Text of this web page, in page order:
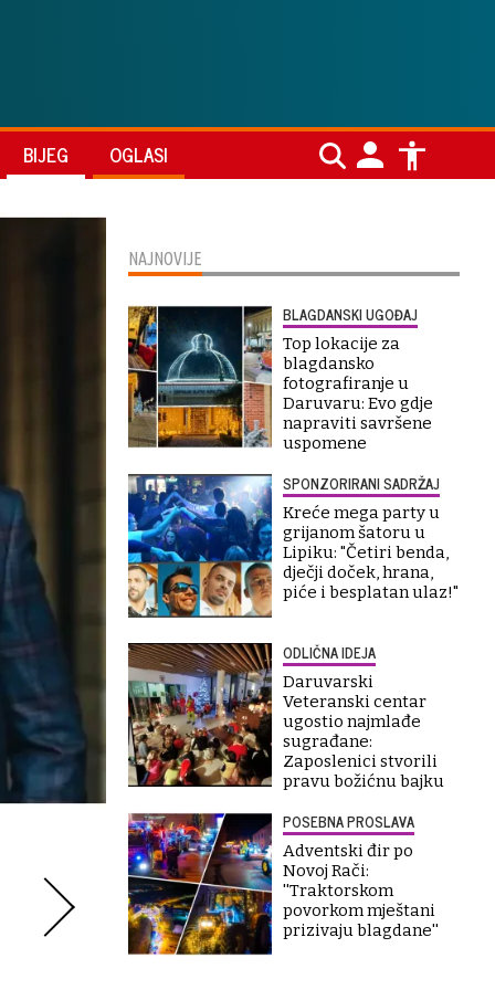
BIJEG OGLASI
NAJNOVIJE
BLAGDANSKI UGOĐAJ
Top lokacije za
blagdansko
fotografiranje u
Daruvaru: Evo gdje
napraviti savršene
uspomene
SPONZORIRANI SADRŽAJ
Kreće mega party u
grijanom šatoru u
Lipiku: "Četiri benda,
dječji doček, hrana,
piće i besplatan ulaz!"
ODLIČNA IDEJA
Daruvarski
Veteranski centar
ugostio najmlađe
sugrađane:
Zaposlenici stvorili
pravu božićnu bajku
POSEBNA PROSLAVA
Adventski đir po
Novoj Rači:
''Traktorskom
povorkom mještani
prizivaju blagdane''